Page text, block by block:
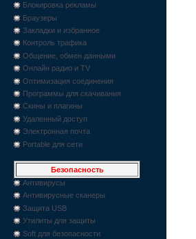
Блокировка рекламы
Браузеры
Закладки и избранное
Контроль трафика
Общение, обмен данными
Онлайн радио и TV
Оптимизация соединения
Программы для скачивания
Скины и плагины
Удаленный доступ
Электронная почта
Portable для сети
Безопасность
Антивирусы
Антивирусные сканеры
Защита USB
Утилиты для защиты
Soft для безопасности